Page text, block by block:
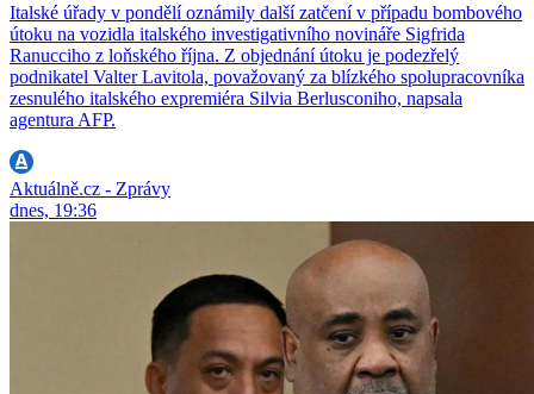
Italské úřady v pondělí oznámily další zatčení v případu bombového
útoku na vozidla italského investigativního novináře Sigfrida
Ranucciho z loňského října. Z objednání útoku je podezřelý
podnikatel Valter Lavitola, považovaný za blízkého spolupracovníka
zesnulého italského expremiéra Silvia Berlusconiho, napsala
agentura AFP.
Aktuálně.cz - Zprávy
dnes, 19:36